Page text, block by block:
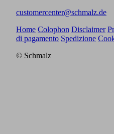
customercenter@schmalz.de
Home Colophon Disclaimer
di pagamento Spedizione
© Schmalz